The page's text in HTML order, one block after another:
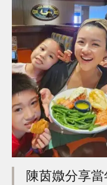
陳茵媺分享